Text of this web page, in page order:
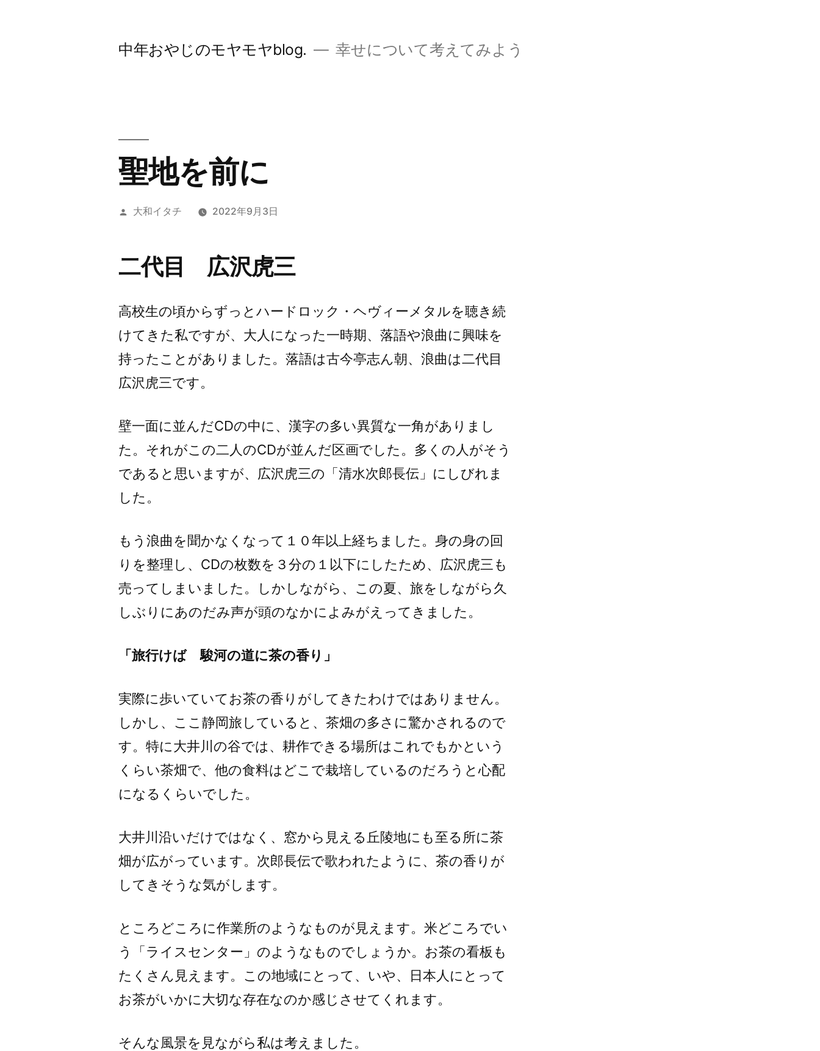
中年おやじのモヤモヤblog. 幸せについて考えてみよう
聖地を前に
投
大和イタチ 2022年9月3日
二代目 広沢虎三
高校生の頃からずっとハードロック・ヘヴィーメタルを聴き続
けてきた私ですが、大人になった一時期、落語や浪曲に興味を
持ったことがありました。落語は古今亭志ん朝、浪曲は二代目
広沢虎三です。
壁一面に並んだCDの中に、漢字の多い異質な一角がありまし
た。それがこの二人のCDが並んだ区画でした。多くの人がそう
であると思いますが、広沢虎三の「清水次郎長伝」にしびれま
した。
もう浪曲を聞かなくなって１０年以上経ちました。身の身の回
りを整理し、CDの枚数を３分の１以下にしたため、広沢虎三も
売ってしまいました。しかしながら、この夏、旅をしながら久
しぶりにあのだみ声が頭のなかによみがえってきました。
「旅行けば 駿河の道に茶の香り」
実際に歩いていてお茶の香りがしてきたわけではありません。
しかし、ここ静岡旅していると、茶畑の多さに驚かされるので
す。特に大井川の谷では、耕作できる場所はこれでもかという
くらい茶畑で、他の食料はどこで栽培しているのだろうと心配
になるくらいでした。
大井川沿いだけではなく、窓から見える丘陵地にも至る所に茶
畑が広がっています。次郎長伝で歌われたように、茶の香りが
してきそうな気がします。
ところどころに作業所のようなものが見えます。米どころでい
う「ライスセンター」のようなものでしょうか。お茶の看板も
たくさん見えます。この地域にとって、いや、日本人にとって
お茶がいかに大切な存在なのか感じさせてくれます。
そんな風景を見ながら私は考えました。